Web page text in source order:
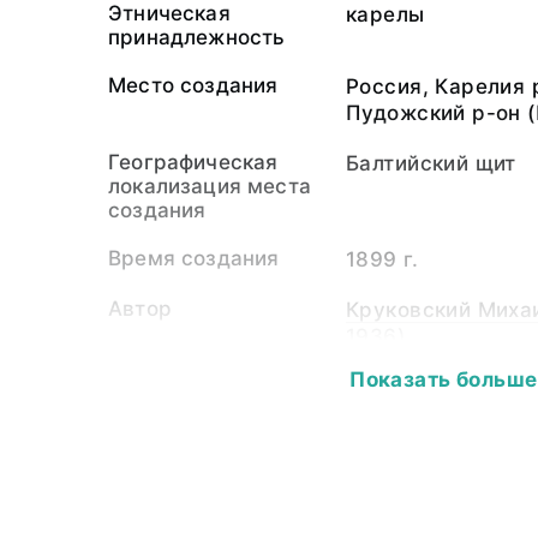
Этническая
принадлежность
карелы
Место создания
Россия, Карелия
Пудожский р-он
Географическая
локализация места
создания
Балтийский щит
Время создания 1899 г.
Автор
Круковский
Этнографическая
Показать больше